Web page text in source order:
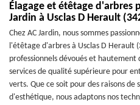
Élagage et étêtage d'arbres
Jardin à Usclas D Herault
Chez AC Jardin, nous sommes
l'étêtage d'arbres à Usclas D Herault
professionnels dévoués et hautement
services de qualité supérieure pour
verts. Que ce soit pour des raisons
d'esthétique, nous adaptons nos